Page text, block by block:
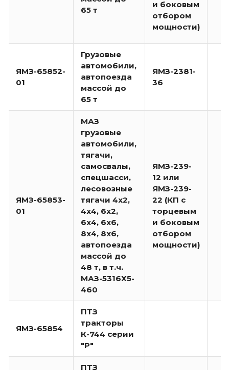
65 т
и боковым
отбором
мощности)
ЯМЗ-65852-
01
Грузовые
автомобили,
автопоезда
массой до
65 т
ЯМЗ-2381-
36
ЯМЗ-65853-
01
МАЗ
грузовые
автомобили,
тягачи,
самосвалы,
спецшасси,
лесовозные
тягачи 4х2,
4х4, 6х2,
6х4, 6х6,
8х4, 8х6,
автопоезда
массой до
48 т, в т.ч.
МАЗ-5316Х5-
460
ЯМЗ-239-
12 или
ЯМЗ-239-
22 (КП с
торцевым
и боковым
отбором
мощности)
ЯМЗ-65854
ПТЗ
тракторы
К-744 серии
"Р"
ПТЗ